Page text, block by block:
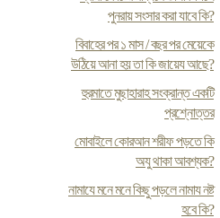
পুনরায় সংসার করা যাবে কি?
বিবাহের পর ১ মাস / বছর পর মেয়েকে
উঠিয়ে আনা হয় তা কি জায়েয আছে?
হুরমাতে মুছাহারাহ সংক্রান্ত একটি
প্রশ্নোত্তর
মোবাইলে কোরআন শরীফ পড়তে কি
অযু থাকা আবশ্যক?
নামাযে মনে মনে কিছু পড়লে নামায নষ্ট
হবে কি?